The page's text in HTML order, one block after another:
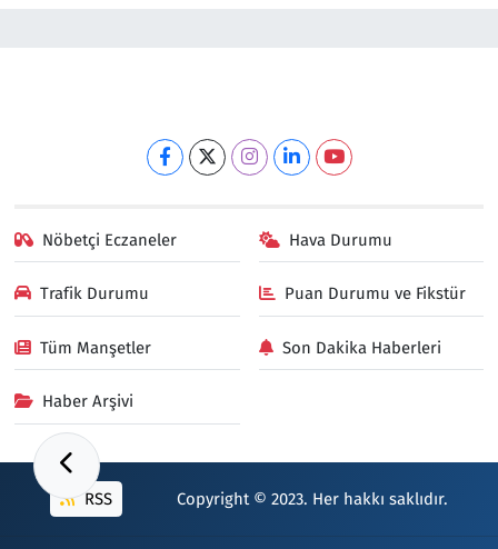
Nöbetçi Eczaneler Hava Durumu
Trafik Durumu Puan Durumu ve Fikstür
Tüm Manşetler Son Dakika Haberleri
Haber Arşivi
RSS Copyright © 2023. Her hakkı saklıdır.